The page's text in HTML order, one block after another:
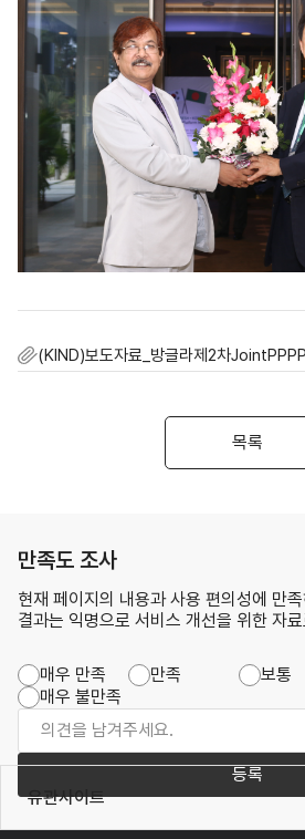
(KIND)보도자료_방글라제2차
목록
만족도 조사
현재 페이지의 내용과 사용 편의성에 만
결과는 익명으로 서비스 개선을 위한 자
매우 만족 만족 보통
매우 불만족
등록
유관사이트